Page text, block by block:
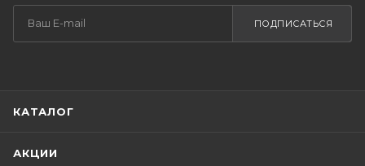
ПОДПИСАТЬСЯ
КАТАЛОГ
АКЦИИ